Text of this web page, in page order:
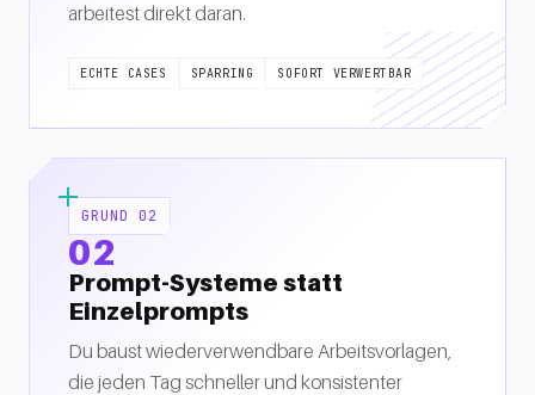
arbeitest direkt daran.
ECHTE CASES SPARRING SOFORT VERWERTBAR
GRUND 02
02
Prompt-Systeme statt
Einzelprompts
Du baust wiederverwendbare Arbeitsvorlagen,
die jeden Tag schneller und konsistenter